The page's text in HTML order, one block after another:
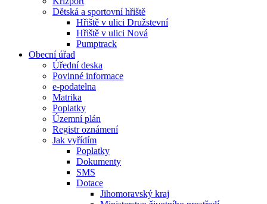
Dětská a sportovní hřiště
Hřiště v ulici Družstevní
Hřiště v ulici Nová
Pumptrack
Obecní úřad
Úřední deska
Povinné informace
e-podatelna
Matrika
Poplatky
Územní plán
Registr oznámení
Jak vyřídím
Poplatky
Dokumenty
SMS
Dotace
Jihomoravský kraj